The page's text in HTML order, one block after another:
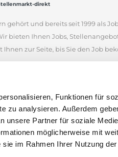
Funktionen für
zu analysieren. Außerdem
unsere Partner für soziale
möglicherweise mit
im Rahmen Ihrer Nutzung
direkt
und bereits seit 1999 als
bieten Ihnen Jobs,
zur Seite, bis Sie den Job
der ersten Online-Jobbörsen.
Österreich und der Schweiz
Orten zu suchen. Wenn Sie
Wir wünschen Ihnen viel